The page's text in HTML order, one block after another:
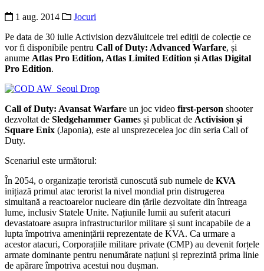
1 aug. 2014
Jocuri
Pe data de 30 iulie Activision dezvăluitcele trei ediții de colecție ce
vor fi disponibile pentru Call of Duty: Advanced Warfare, și
anume Atlas Pro Edition, Atlas Limited Edition și Atlas Digital
Pro Edition.
Call of Duty: Avansat Warfare un joc video first-person shooter
dezvoltat de Sledgehammer Games și publicat de Activision și
Square Enix (Japonia), este al unsprezecelea joc din seria Call of
Duty.
Scenariul este următorul:
În 2054, o organizație teroristă cunoscută sub numele de KVA
inițiază primul atac terorist la nivel mondial prin distrugerea
simultană a reactoarelor nucleare din țările dezvoltate din întreaga
lume, inclusiv Statele Unite. Națiunile lumii au suferit atacuri
devastatoare asupra infrastructurilor militare și sunt incapabile de a
lupta împotriva amenințării reprezentate de KVA. Ca urmare a
acestor atacuri, Corporațiile militare private (CMP) au devenit forțele
armate dominante pentru nenumărate națiuni și reprezintă prima linie
de apărare împotriva acestui nou dușman.